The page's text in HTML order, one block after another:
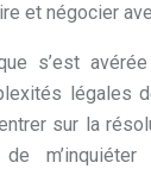
et négocier
s’est
légales
sur la
m’inquiéter